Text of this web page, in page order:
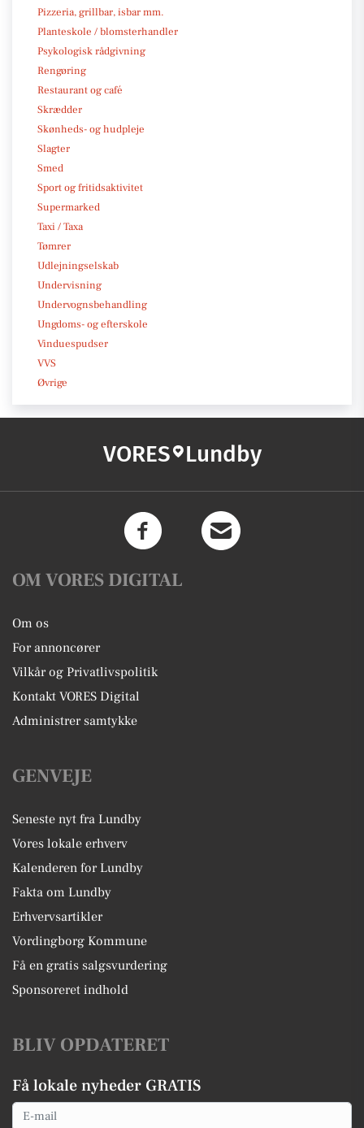
Pizzeria, grillbar, isbar mm.
Planteskole / blomsterhandler
Psykologisk rådgivning
Rengøring
Restaurant og café
Skrædder
Skønheds- og hudpleje
Slagter
Smed
Sport og fritidsaktivitet
Supermarked
Taxi / Taxa
Tømrer
Udlejningselskab
Undervisning
Undervognsbehandling
Ungdoms- og efterskole
Vinduespudser
VVS
Øvrige
VORES Lundby
OM VORES DIGITAL
Om os
For annoncører
Vilkår og Privatlivspolitik
Kontakt VORES Digital
Administrer samtykke
GENVEJE
Seneste nyt fra Lundby
Vores lokale erhverv
Kalenderen for Lundby
Fakta om Lundby
Erhvervsartikler
Vordingborg Kommune
Få en gratis salgsvurdering
Sponsoreret indhold
BLIV OPDATERET
Få lokale nyheder GRATIS
Email